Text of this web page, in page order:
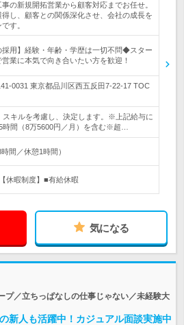
の新規開拓営業から顧客対応までお任せ。
し、顧客との関係深化させ、会社の成長を
す。
採用】経験・年齢・学歴は一切不問◆スター
営業に本気で向き合いたい方を歓迎！
0031 東京都品川区西五反田7-22-17 TOC
キルを考慮し、決定します。※上記給与に
時間（8万5600円／月）を含む※超…
間／休憩1時間）
休暇制度】■有給休暇
気になる
プ／立ちっぱなしの仕事じゃない／未経験大
新人も活躍中！カジュアル面談実施中